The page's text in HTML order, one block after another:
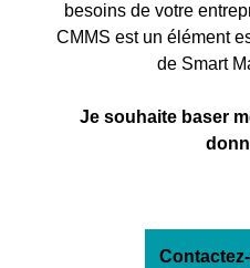
besoins de votre
CMMS est un élément
de Smart
Je souhaite baser